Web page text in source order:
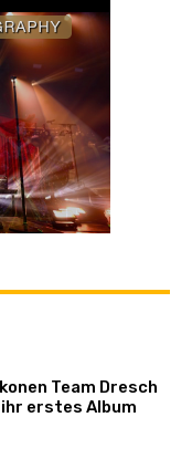
Team Dresch
erstes Album